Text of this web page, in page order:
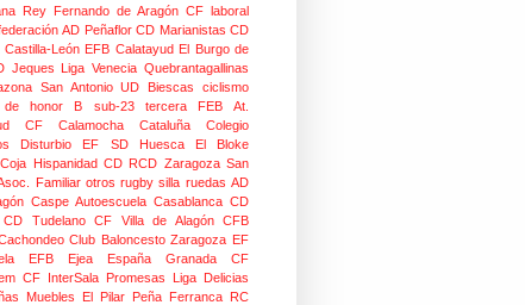
Rey Fernando de Aragón CF laboral
AD Peñaflor CD Marianistas CD
Castilla-León EFB Calatayud El Burgo de
Jeques Liga Venecia Quebrantagallinas
San Antonio UD Biescas
ciclismo
de honor B
sub-23 tercera FEB
At.
CF Calamocha Cataluña
Colegio
Disturbio EF SD Huesca
El Bloke
Hispanidad CD RCD Zaragoza San
Familiar otros rugby silla ruedas AD
Caspe Autoescuela Casablanca CD
CD Tudelano CF Villa de Alagón
CFB
Club Baloncesto Zaragoza EF
EFB Ejea España
Granada CF
CF InterSala Promesas
Liga Delicias
Muebles El Pilar Peña Ferranca RC